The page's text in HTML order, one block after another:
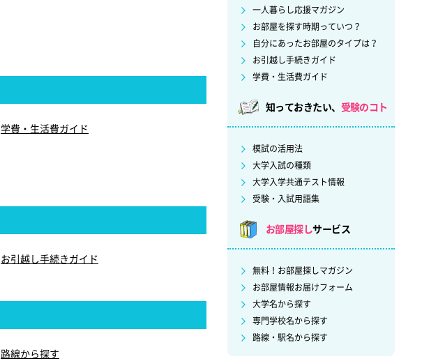
学費・生活費ガイド
お引越し手続きガイド
路線から探す
一人暮らし応援マガジン
お部屋を探す時期っていつ？
自分にあったお部屋のタイプは？
お引越し手続きガイド
学費・生活費ガイド
知っておきたい、 受験のコト
模試の活用法
大学入試の種類
大学入学共通テスト情報
受験・入試用語集
お部屋探しサービス
無料！お部屋探しマガジン
お部屋情報お届けフォーム
大学名から探す
専門学校名から探す
路線・駅名から探す